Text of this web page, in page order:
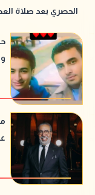
الحصري بعد صلاة